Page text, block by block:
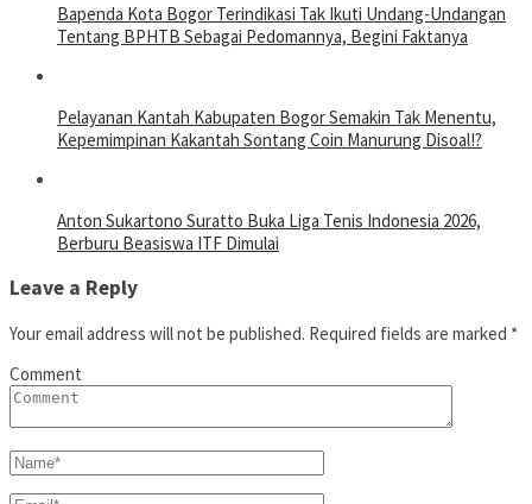
Bapenda Kota Bogor Terindikasi Tak Ikuti Undang-Undangan
Tentang BPHTB Sebagai Pedomannya, Begini Faktanya
Pelayanan Kantah Kabupaten Bogor Semakin Tak Menentu,
Kepemimpinan Kakantah Sontang Coin Manurung Disoal!?
Anton Sukartono Suratto Buka Liga Tenis Indonesia 2026,
Berburu Beasiswa ITF Dimulai
Leave a Reply
Your email address will not be published. Required fields are marked *
Comment